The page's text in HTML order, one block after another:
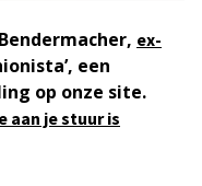
ex-
een
op onze site.
aan je stuur is